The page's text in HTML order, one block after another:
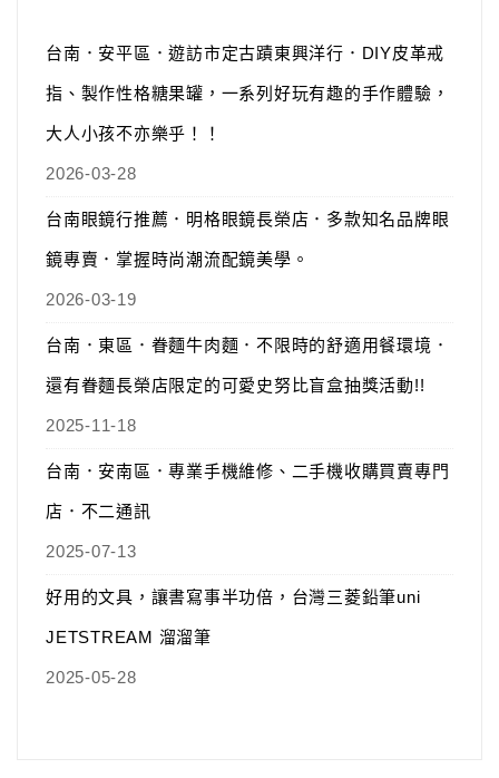
台南．安平區．遊訪市定古蹟東興洋行．DIY皮革戒
指、製作性格糖果罐，一系列好玩有趣的手作體驗，
大人小孩不亦樂乎！！
2026-03-28
台南眼鏡行推薦．明格眼鏡長榮店．多款知名品牌眼
鏡專賣．掌握時尚潮流配鏡美學。
2026-03-19
台南．東區．眷麵牛肉麵．不限時的舒適用餐環境．
還有眷麵長榮店限定的可愛史努比盲盒抽獎活動!!
2025-11-18
台南．安南區．專業手機維修、二手機收購買賣專門
店．不二通訊
2025-07-13
好用的文具，讓書寫事半功倍，台灣三菱鉛筆uni
JETSTREAM 溜溜筆
2025-05-28